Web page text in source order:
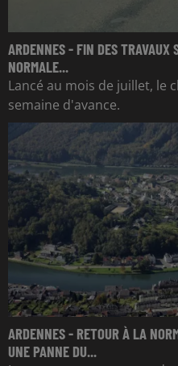
ARDENNES - FIN DES TRAVAUX
NORMALE...
Lancé au mois de juillet, le
semaine d'avance.
ARDENNES - RETOUR À LA
UNE PANNE DU...